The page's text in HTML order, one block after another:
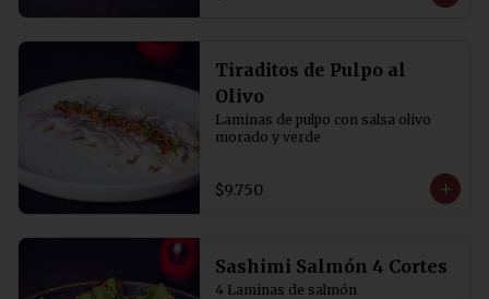
Tiraditos de Pulpo al
Olivo
Laminas de pulpo con salsa olivo
morado y verde
$9.750
Sashimi Salmón 4 Cortes
4 Laminas de salmón